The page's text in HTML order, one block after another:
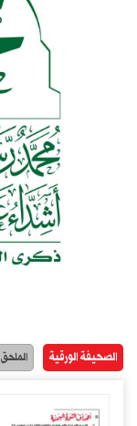
الصحيفة الورقية الملحق